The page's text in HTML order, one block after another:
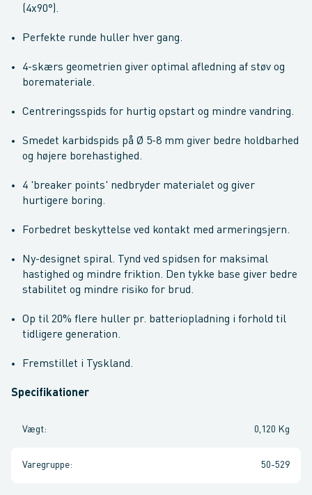
(4x90°).
Perfekte runde huller hver gang.
4-skærs geometrien giver optimal afledning af støv og
boremateriale.
Centreringsspids for hurtig opstart og mindre vandring.
Smedet karbidspids på Ø 5-8 mm giver bedre holdbarhed
og højere borehastighed.
4 'breaker points' nedbryder materialet og giver
hurtigere boring.
Forbedret beskyttelse ved kontakt med armeringsjern.
Ny-designet spiral. Tynd ved spidsen for maksimal
hastighed og mindre friktion. Den tykke base giver bedre
stabilitet og mindre risiko for brud.
Op til 20% flere huller pr. batteriopladning i forhold til
tidligere generation.
Fremstillet i Tyskland.
Specifikationer
Vægt: 0,120 Kg
Varegruppe: 50-529